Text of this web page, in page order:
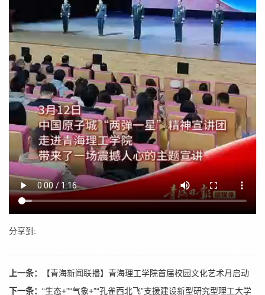
分享到:
上一条：
【青海新闻联播】青海理工学院首届校园文化艺术月启动
下一条： “生态+”“气象+”“孔雀西北飞”支援建设新型研究型理工大学